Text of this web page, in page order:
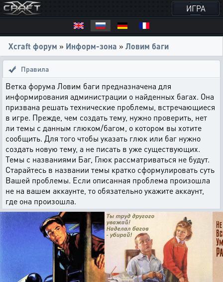
ИГРА
Xcraft форум » Информ-зона » Ловим баги
Правила
Ветка форума Ловим баги предназначена для
информирования администрации о найденных багах. Она
призвана решать технические проблемы, встречающиеся
в игре. Прежде, чем создать тему, нужно проверить, нет
ли темы с данным глюком/багом, о котором вы хотите
сообщить. Для того чтобы указать глюк или баг нужно
создать новую тему, а не писать в уже существующих.
Темы с названиями Баг, Глюк рассматриваться не будут.
Старайтесь в названии темы кратко сформулировать суть
Вашей проблемы. Если описанная проблема произошла
не на вашем аккаунте, то обязательно укажите аккаунт,
где она произошла.